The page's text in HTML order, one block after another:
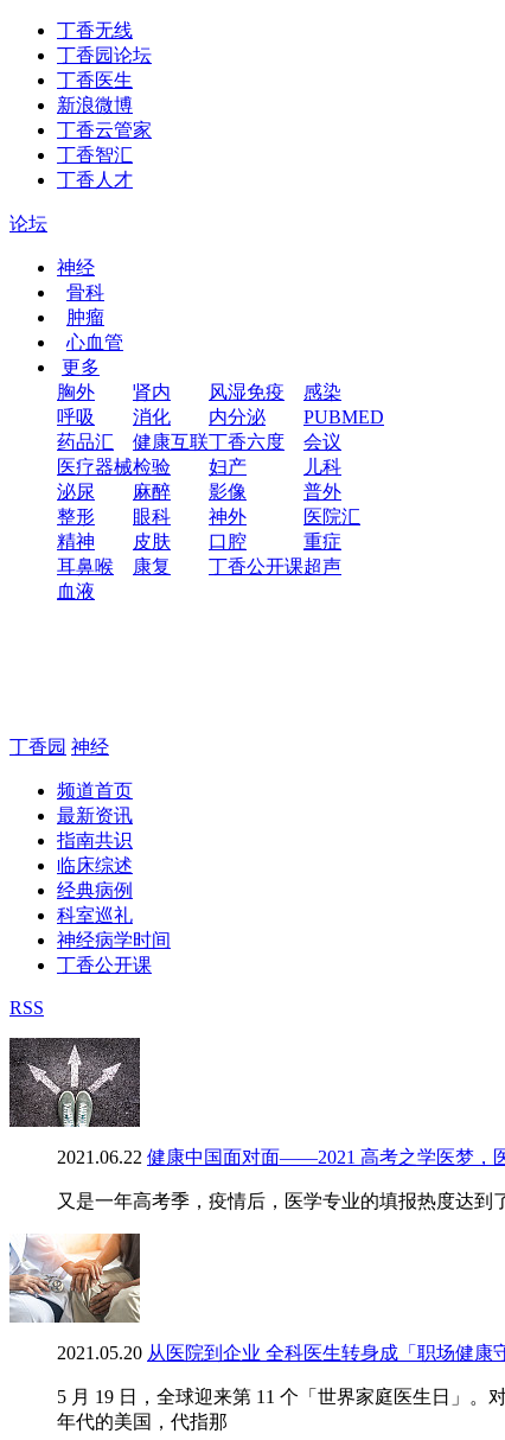
丁香无线
丁香园论坛
丁香医生
新浪微博
丁香云管家
丁香智汇
丁香人才
论坛
神经
骨科
肿瘤
心血管
更多
胸外
肾内 风湿免疫
感染
呼吸
消化 内分泌
PUBMED
药品汇
健康互联丁香六度
会议
医疗器械检验 妇产
儿科
泌尿
麻醉 影像
普外
整形
眼科 神外
医院汇
精神
皮肤 口腔
重症
耳鼻喉
康复 丁香公开课超声
血液
丁香园 神经
频道首页
最新资讯
指南共识
临床综述
经典病例
科室巡礼
神经病学时间
丁香公开课
RSS
2021.06.22 健康中国面对面——2021 高考之学医梦，
又是一年高考季，疫情后，医学专业的填报热度达到
2021.05.20 从医院到企业 全科医生转身成「职场健康
5 月 19 日，全球迎来第 11 个「世界家庭医生日」
年代的美国，代指那